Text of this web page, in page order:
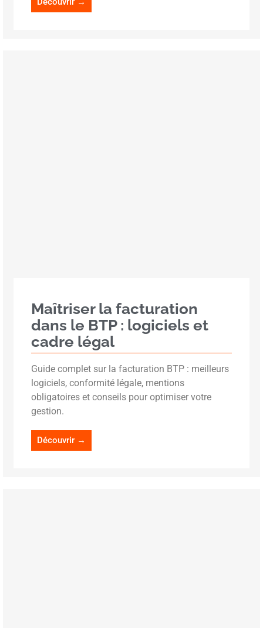
Maîtriser la facturation
dans le BTP : logiciels et
cadre légal
Guide complet sur la facturation BTP : meilleurs
logiciels, conformité légale, mentions
obligatoires et conseils pour optimiser votre
gestion.
Découvrir →